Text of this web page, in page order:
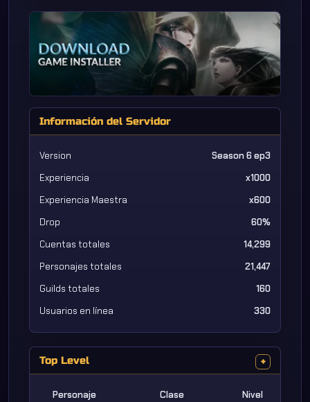
Información del Servidor
Version
Season 6 ep3
Experiencia
x1000
Experiencia Maestra
x600
Drop
60%
Cuentas totales
14,299
Personajes totales
21,447
Guilds totales
160
Usuarios en línea
330
Top Level +
Personaje Clase
Nivel